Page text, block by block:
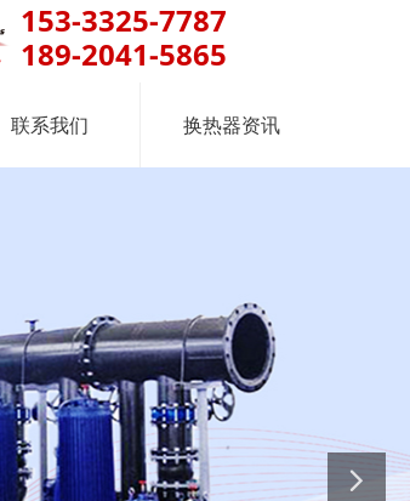
联系我们 换热器资讯
153-3325-7787
189-2041-5865